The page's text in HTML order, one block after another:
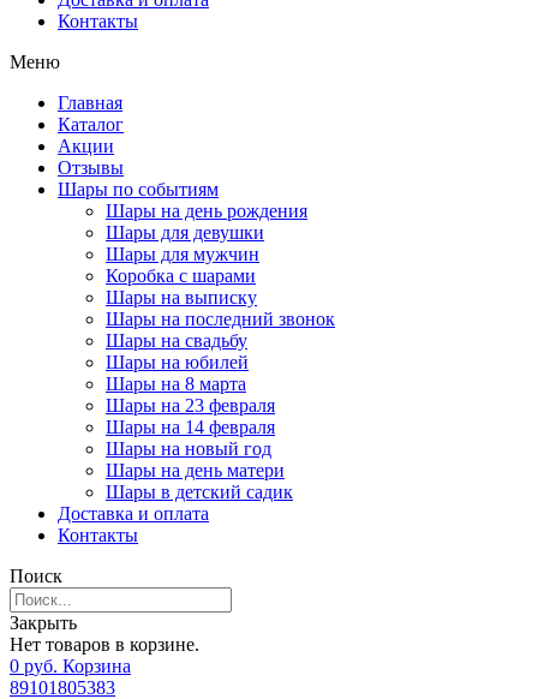
Контакты
Меню
Главная
Каталог
Акции
Отзывы
Шары по событиям
Шары на день рождения
Шары для девушки
Шары для мужчин
Коробка с шарами
Шары на выписку
Шары на последний звонок
Шары на свадьбу
Шары на юбилей
Шары на 8 марта
Шары на 23 февраля
Шары на 14 февраля
Шары на новый год
Шары на день матери
Шары в детский садик
Доставка и оплата
Контакты
Поиск
Закрыть
Нет товаров в корзине.
0 руб. Корзина
89101805383